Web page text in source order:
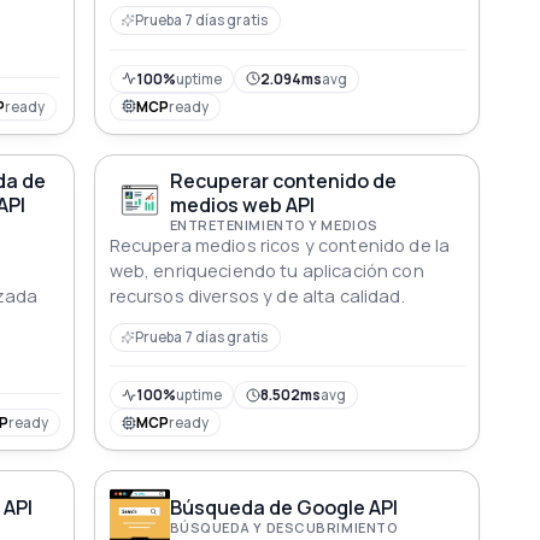
ready
Prueba 7 días gratis
100%uptime 2.094msavg
MCPready
de
ready
Recuperar contenido de
medios web API
ENTRETENIMIENTO Y MEDIOS
Recupera medios ricos y contenido de la
web, enriqueciendo tu aplicación con
recursos diversos y de alta calidad.
Prueba 7 días gratis
100%uptime 8.502msavg
MCPready
Búsqueda de Google API
BÚSQUEDA Y DESCUBRIMIENTO